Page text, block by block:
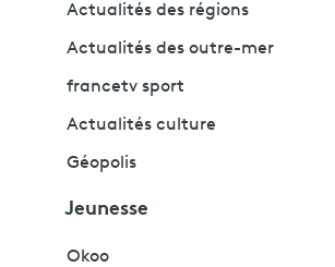
Actualités des régions
Actualités des outre-mer
francetv sport
Actualités culture
Géopolis
Jeunesse
Okoo